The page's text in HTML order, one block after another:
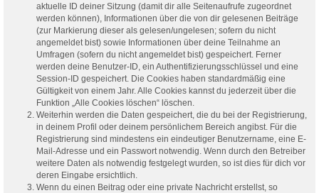
aktuelle ID deiner Sitzung (damit dir alle Seitenaufrufe zugeordnet
werden können), Informationen über die von dir gelesenen Beiträge
(zur Markierung dieser als gelesen/ungelesen; sofern du nicht
angemeldet bist) sowie Informationen über deine Teilnahme an
Umfragen (sofern du nicht angemeldet bist) gespeichert. Ferner
werden deine Benutzer-ID, ein Authentifizierungsschlüssel und eine
Session-ID gespeichert. Die Cookies haben standardmäßig eine
Gültigkeit von einem Jahr. Alle Cookies kannst du jederzeit über die
Funktion „Alle Cookies löschen“ löschen.
Weiterhin werden die Daten gespeichert, die du bei der Registrierung,
in deinem Profil oder deinem persönlichem Bereich angibst. Für die
Registrierung sind mindestens ein eindeutiger Benutzername, eine E-
Mail-Adresse und ein Passwort notwendig. Wenn durch den Betreiber
weitere Daten als notwendig festgelegt wurden, so ist dies für dich vor
deren Eingabe ersichtlich.
Wenn du einen Beitrag oder eine private Nachricht erstellst, so